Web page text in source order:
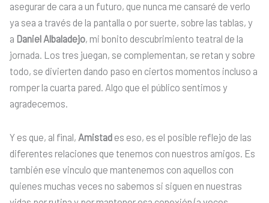
asegurar de cara a un futuro, que nunca me cansaré de verlo
ya sea a través de la pantalla o por suerte, sobre las tablas, y
a Daniel Albaladejo, mi bonito descubrimiento teatral de la
jornada. Los tres juegan, se complementan, se retan y sobre
todo, se divierten dando paso en ciertos momentos incluso a
romper la cuarta pared. Algo que el público sentimos y
agradecemos.
Y es que, al final, Amistad es eso, es el posible reflejo de las
diferentes relaciones que tenemos con nuestros amigos. Es
también ese vinculo que mantenemos con aquellos con
quienes muchas veces no sabemos si siguen en nuestras